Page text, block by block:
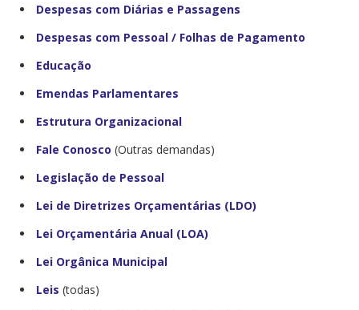
Despesas com Diárias e Passagens
Despesas com Pessoal / Folhas de Pagamento
Educação
Emendas Parlamentares
Estrutura Organizacional
Fale Conosco (Outras demandas)
Legislação de Pessoal
Lei de Diretrizes Orçamentárias (LDO)
Lei Orçamentária Anual (LOA)
Lei Orgânica Municipal
Leis (todas)